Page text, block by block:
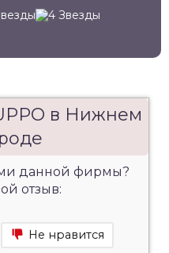
в Нижнем
данной фирмы?
отзыв:
Не нравится